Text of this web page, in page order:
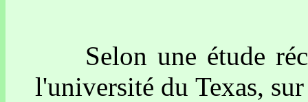
Selon une étude
l'université du Texas,